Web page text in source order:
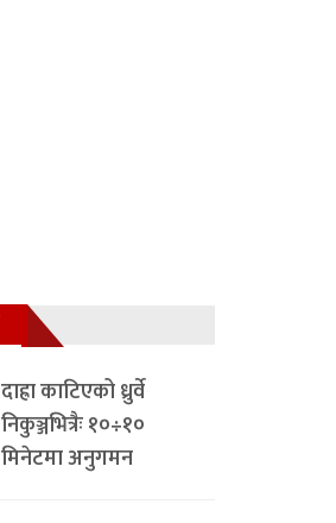
दाह्रा काटिएको ध्रुर्वे
निकुञ्जभित्रैः १०÷१०
मिनेटमा अनुगमन